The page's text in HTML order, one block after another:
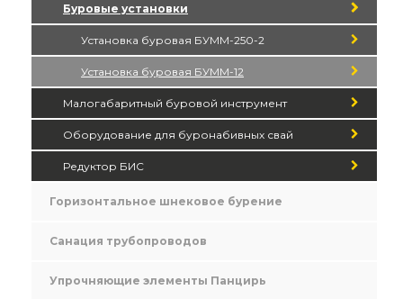
Буровые установки
Установка буровая БУММ-250-2
Установка буровая БУММ-12
Малогабаритный буровой инструмент
Оборудование для буронабивных свай
Редуктор БИС
Горизонтальное шнековое бурение
Санация трубопроводов
Упрочняющие элементы Панцирь